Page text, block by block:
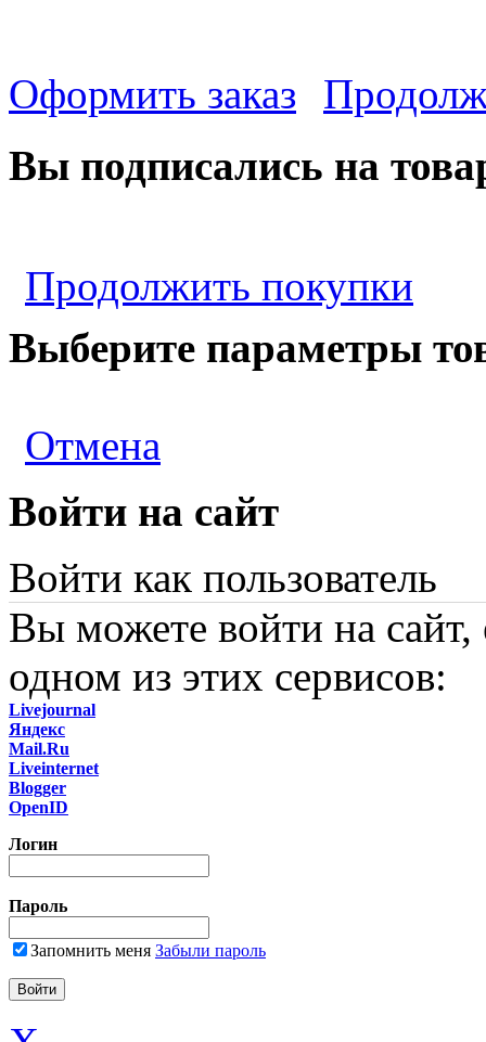
Оформить заказ
Вы подписались на
Продолжить покупки
Выберите параметры
Отмена
Войти на сайт
Войти как пользователь
Вы можете войти на сайт,
одном из этих сервисов:
Livejournal
Яндекс
Mail.Ru
Liveinternet
Blogger
OpenID
Логин
Пароль
Запомнить меня Забыли пароль